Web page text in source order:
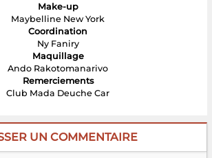
Make-up
Maybelline New York
Coordination
Ny Faniry
Maquillage
Ando Rakotomanarivo
Remerciements
Club Mada Deuche Car
UN COMMENTAIRE